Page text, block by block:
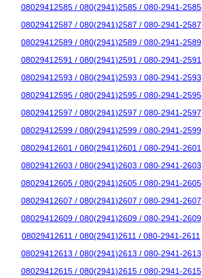
08029412585 / 080(2941)2585 / 080-2941-2585
08029412587 / 080(2941)2587 / 080-2941-2587
08029412589 / 080(2941)2589 / 080-2941-2589
08029412591 / 080(2941)2591 / 080-2941-2591
08029412593 / 080(2941)2593 / 080-2941-2593
08029412595 / 080(2941)2595 / 080-2941-2595
08029412597 / 080(2941)2597 / 080-2941-2597
08029412599 / 080(2941)2599 / 080-2941-2599
08029412601 / 080(2941)2601 / 080-2941-2601
08029412603 / 080(2941)2603 / 080-2941-2603
08029412605 / 080(2941)2605 / 080-2941-2605
08029412607 / 080(2941)2607 / 080-2941-2607
08029412609 / 080(2941)2609 / 080-2941-2609
08029412611 / 080(2941)2611 / 080-2941-2611
08029412613 / 080(2941)2613 / 080-2941-2613
08029412615 / 080(2941)2615 / 080-2941-2615